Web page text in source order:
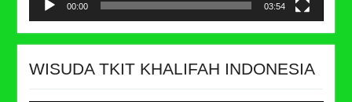
00:00 03:54
WISUDA TKIT KHALIFAH INDONESIA